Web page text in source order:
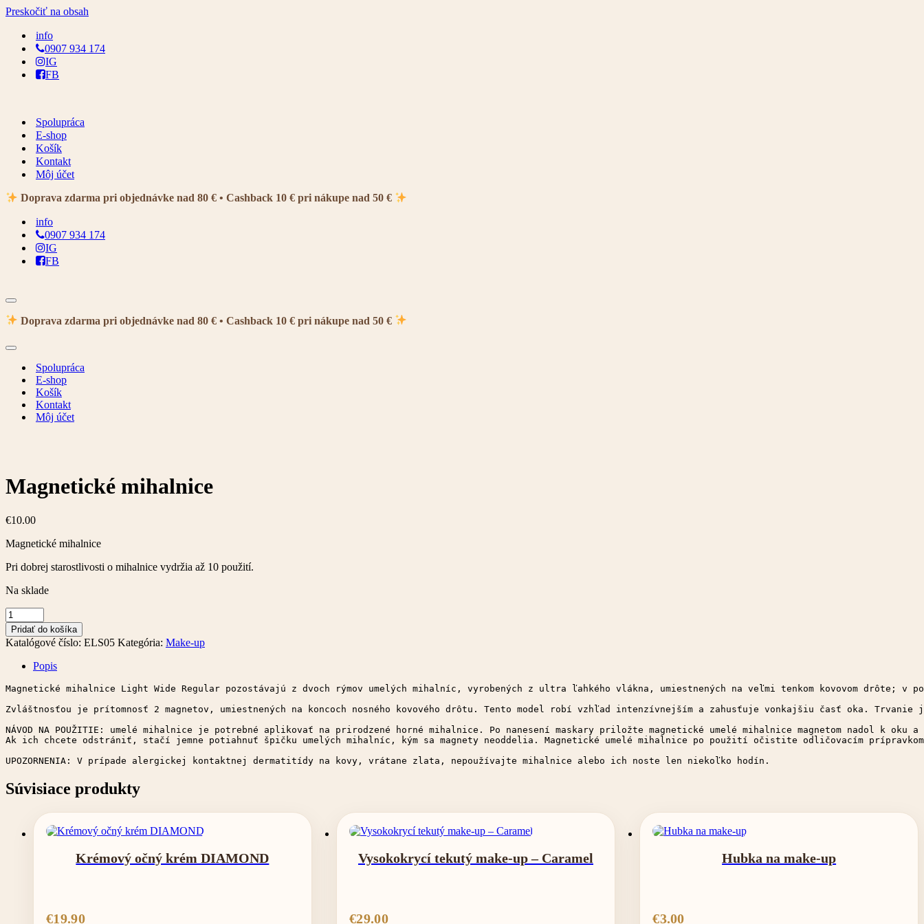
Preskočiť na obsah
info
0907 934 174
IG
FB
Spolupráca
E-shop
Košík
Kontakt
Môj účet
Doprava zdarma pri objednávke nad 80 € • Cashback 10 € pri nákupe nad 50 €
info
0907 934 174
IG
FB
Menu
navigácie
Doprava zdarma pri objednávke nad 80 € • Cashback 10 € pri nákupe nad 50 €
Menu
navigácieSpolupráca
E-shop
Košík
Kontakt
Môj účet
Magnetické mihalnice
€10.00
Magnetické mihalnice
Pri dobrej starostlivosti o mihalnice vydržia až 10 použití.
Na sklade
množstvo
Magnetické
mihalnice
Pridať do košíka
Katalógové číslo: ELS05 Kategória: Make-up
Popis
Magnetické mihalnice Light Wide Regular pozostávajú z dvoch rýmov umelých mihalníc, vyrobených z ultra ľahkého vlákna, umiestnených na veľmi tenkom kovovom
Zvláštnosťou je prítomnosť 2 magnetov, umiestnených na koncoch nosného kovového drôtu. Tento model robí vzhľad intenzívnejším a zahusťuje vonkajšiu časť oka.
NÁVOD NA POUŽITIE: umelé mihalnice je potrebné aplikovať na prirodzené horné mihalnice. Po nanesení maskary priložte magnetické umelé mihalnice magnetom
Ak ich chcete odstrániť, stačí jemne potiahnuť špičku umelých mihalníc, kým sa magnety neoddelia. Magnetické umelé mihalnice po použití očistite odličovacím
UPOZORNENIA: V prípade alergickej kontaktnej dermatitídy na kovy, vrátane zlata, nepoužívajte mihalnice alebo ich noste len niekoľko hodín.
Súvisiace produkty
Krémový očný krém DIAMOND
€19.90
Vysokokrycí tekutý make-up – Caramel
€29.00
Hubka na make-up
€3.00